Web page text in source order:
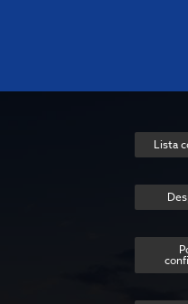
Lista